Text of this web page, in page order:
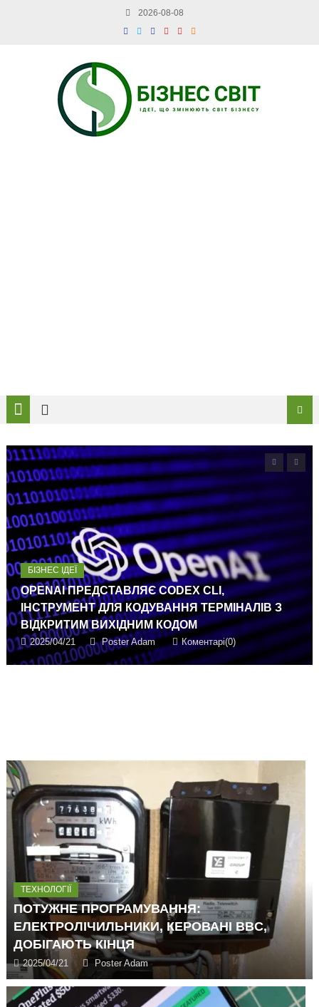
2026-08-08
БІЗНЕС ІДЕЇ
OPENAI ПРЕДСТАВЛЯЄ CODEX CLI,
ІНСТРУМЕНТ ДЛЯ КОДУВАННЯ ТЕРМІНАЛІВ З
ВІДКРИТИМ ВИХІДНИМ КОДОМ
2025/04/21 Poster Adam Коментарі(0)
ТЕХНОЛОГІЇ
ПОТУЖНЕ ПРОГРАМУВАННЯ:
ЕЛЕКТРОЛІЧИЛЬНИКИ, КЕРОВАНІ BBC,
ДОБІГАЮТЬ КІНЦЯ
2025/04/21 Poster Adam